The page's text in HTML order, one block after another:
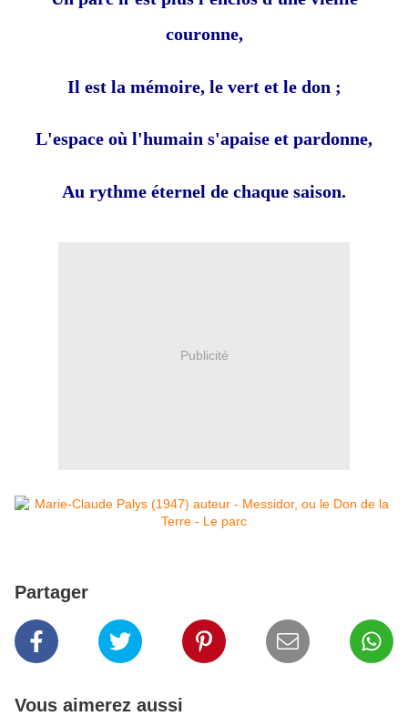
couronne,
Il est la mémoire, le vert et le don ;
L'espace où l'humain s'apaise et pardonne,
Au rythme éternel de chaque saison.
Publicité
Partager
Vous aimerez aussi